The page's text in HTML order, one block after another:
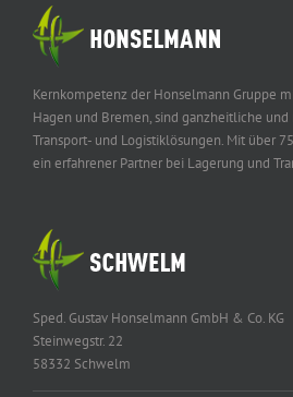
Kernkompetenz der Honselmann Gruppe
Hagen und Bremen, sind ganzheitliche
Transport- und Logistiklösungen. Mit über
ein erfahrener Partner bei Lagerung und
Sped. Gustav Honselmann GmbH & Co. KG
Steinwegstr. 22
58332 Schwelm